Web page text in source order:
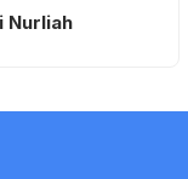
Nurliah